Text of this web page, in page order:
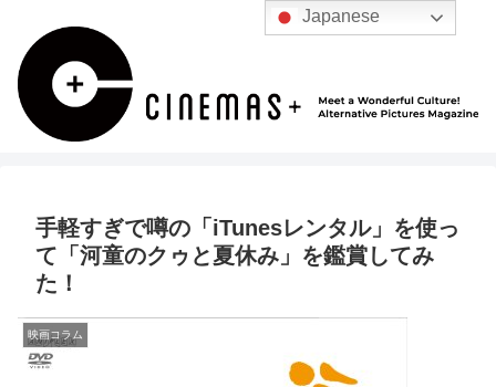
手軽すぎで噂の「iTunesレンタル」を使っ
て「河童のクゥと夏休み」を鑑賞してみ
た！
映画コラム
Japanese